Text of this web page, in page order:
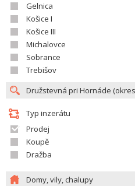
Gelnica
Košice I
Košice III
Michalovce
Sobrance
Trebišov
Typ inzerátu
Prodej
Koupě
Dražba
Domy, vily, chalupy